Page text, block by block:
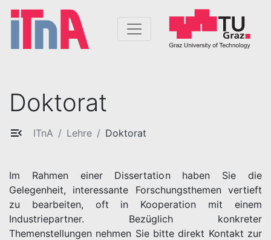
Doktorat
ITnA Lehre Doktorat
Im Rahmen einer Dissertation haben Sie die
Gelegenheit, interessante Forschungsthemen vertieft
zu bearbeiten, oft in Kooperation mit einem
Industriepartner. Bezüglich konkreter
Themenstellungen nehmen Sie bitte direkt Kontakt zur